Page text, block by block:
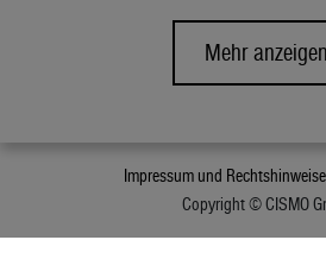
Mehr anzeigen
Impressum und
Copyright © CISMO